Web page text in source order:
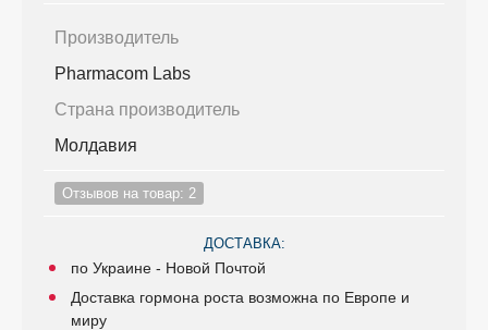
Производитель
Pharmacom Labs
Страна производитель
Молдавия
Отзывов на товар: 2
ДОСТАВКА:
по Украине - Новой Почтой
Доставка гормона роста возможна по Европе и
миру